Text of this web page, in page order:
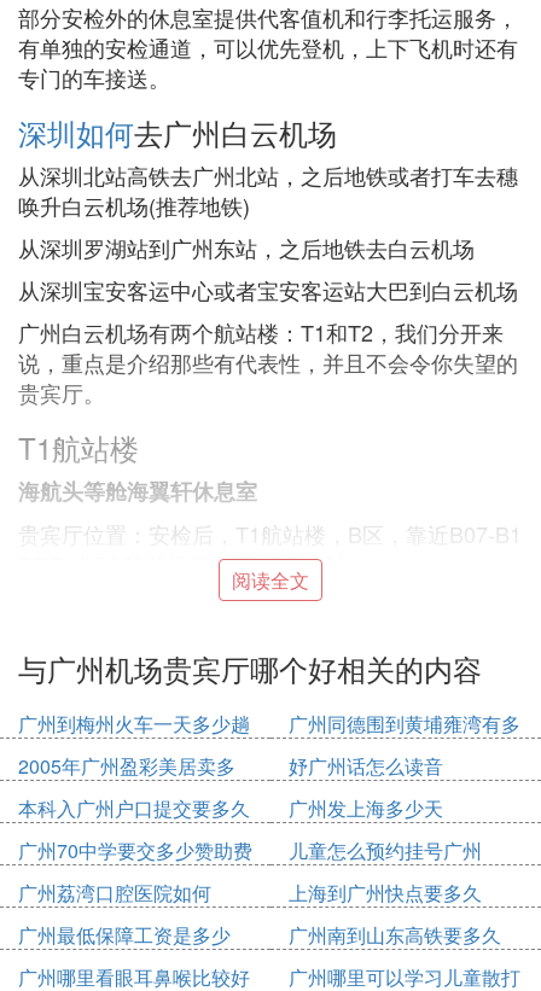
部分安检外的休息室提供代客值机和行李托运服务，
有单独的安检通道，可以优先登机，上下飞机时还有
专门的车接送。
深圳如何去广州白云机场
从深圳北站高铁去广州北站，之后地铁或者打车去穗
唤升白云机场(推荐地铁)
从深圳罗湖站到广州东站，之后地铁去白云机场
从深圳宝安客运中心或者宝安客运站大巴到白云机场
广州白云机场有两个航站楼：T1和T2，我们分开来
说，重点是介绍那些有代表性，并且不会令你失望的
贵宾厅。
T1航站楼
海航头等舱海翼轩休息室
贵宾厅位置：安检后，T1航站楼，B区，靠近B07-B1
0/B214-B223登机口(过安检后右转)
使用时间：机场服务时间是：06:00-21:00
使用流程：先在银联公众号上使用银联白金卡1元购
买贵宾厅使用权益，按照下图流程来操作，目前休息
室调整到过安检后配置更好的头等舱休息室。
如何购买银联1元CIP：
1、持有人任意银行银联白金卡
2、通过下面路径购买银联机场贵宾厅权益
银联1元机场贵宾厅购买流程
3、购买成功后会有验证码(一定要提前购买)，拿着验
证码来到白云T1机场出发大厅16号门进门右侧约10
米处的16号门机场通会员接待中心验证后使用。
阅读全文
与广州机场贵宾厅哪个好相关的内容
广州到梅州火车一天多少趟
广州同德围到黄埔雍湾有多
少公里
2005年广州盈彩美居卖多
少钱
妤广州话怎么读音
本科入广州户口提交要多久
广州发上海多少天
广州70中学要交多少赞助费
儿童怎么预约挂号广州
广州荔湾口腔医院如何
上海到广州快点要多久
广州最低保障工资是多少
2020
广州南到山东高铁要多久
广州哪里看眼耳鼻喉比较好
广州哪里可以学习儿童散打